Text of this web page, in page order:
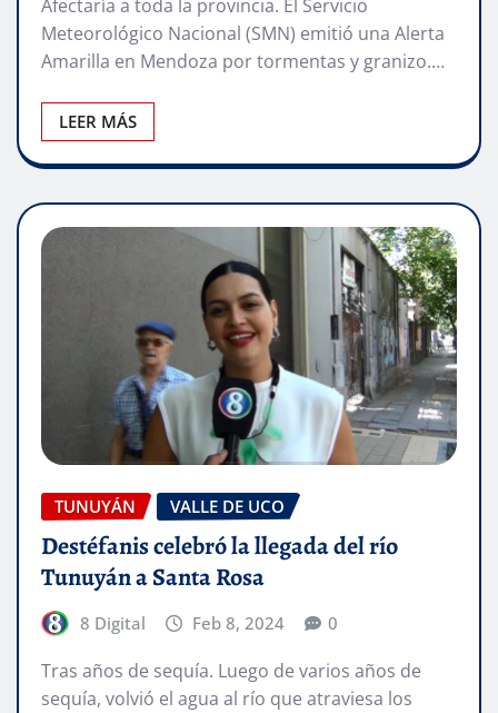
Afectaría a toda la provincia. El Servicio
Meteorológico Nacional (SMN) emitió una Alerta
Amarilla en Mendoza por tormentas y granizo.…
LEER MÁS
TUNUYÁN VALLE DE UCO
Destéfanis celebró la llegada del río
Tunuyán a Santa Rosa
8 Digital Feb 8, 2024 0
Tras años de sequía. Luego de varios años de
sequía, volvió el agua al río que atraviesa los